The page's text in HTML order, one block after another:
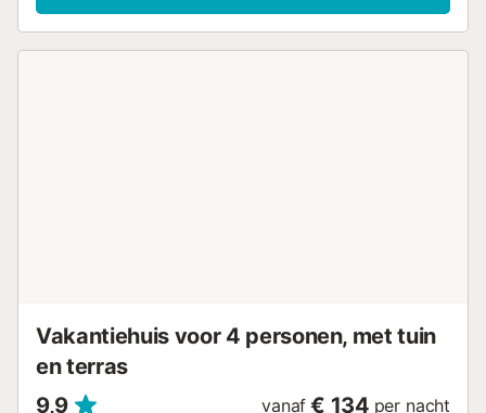
Vakantiehuis voor 4 personen, met tuin
en terras
9,9
vanaf € 134 per nacht